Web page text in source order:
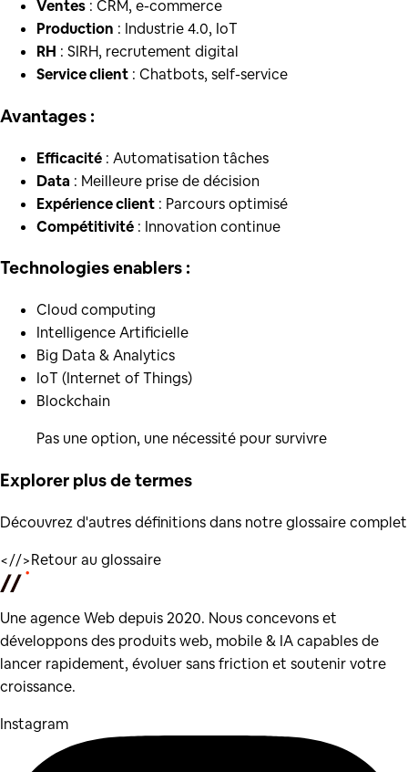
Ventes : CRM, e-commerce
Production : Industrie 4.0, IoT
RH : SIRH, recrutement digital
Service client : Chatbots, self-service
Avantages :
Efficacité : Automatisation tâches
Data : Meilleure prise de décision
Expérience client : Parcours optimisé
Compétitivité : Innovation continue
Technologies enablers :
Cloud computing
Intelligence Artificielle
Big Data & Analytics
IoT (Internet of Things)
Blockchain
Pas une option, une nécessité pour survivre
Explorer plus determes
Découvrez d'autres définitions dans notre glossaire complet
<//>Retour au glossaire
Une agence Web depuis 2020. Nous concevons et
développons des produits web, mobile & IA capables de
lancer rapidement, évoluer sans friction et soutenir votre
croissance.
Instagram